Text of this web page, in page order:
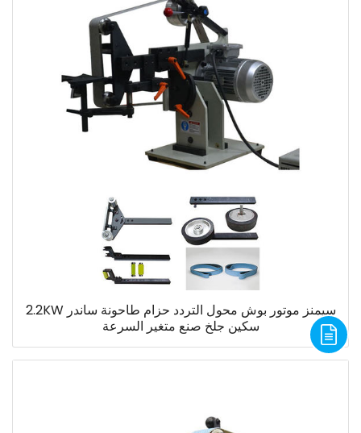
سيمنز موتور بوش محول التردد حزام طاحونة ساندر 2.2KW
سكين جلخ صنع متغير السرعة